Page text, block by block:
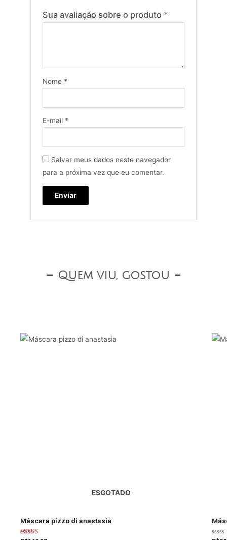
Sua avaliação sobre o produto *
Nome *
E-mail *
Salvar meus dados neste navegador
para a próxima vez que eu comentar.
Quem viu, gostou
ESGOTADO
Máscara pizzo di anastasia